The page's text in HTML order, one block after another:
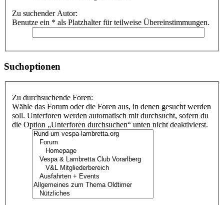
Zu suchender Autor:
Benutze ein * als Platzhalter für teilweise Übereinstimmungen.
Suchoptionen
Zu durchsuchende Foren:
Wähle das Forum oder die Foren aus, in denen gesucht werden
soll. Unterforen werden automatisch mit durchsucht, sofern du
die Option „Unterforen durchsuchen“ unten nicht deaktivierst.